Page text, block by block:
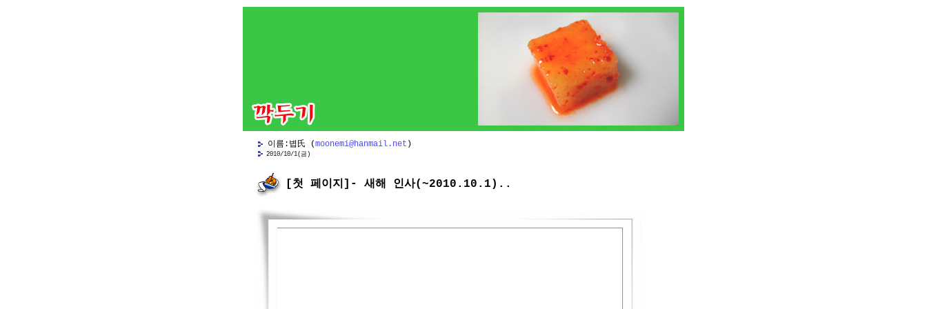
이름:볍氏 (moonemi@hanmail.net )
2010/10/1(금)
[첫 페이지]- 새해 인사(~2010.10.1)..